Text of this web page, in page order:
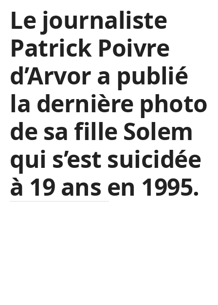
Le journaliste
Patrick Poivre
d’Arvor a publié
la dernière photo
de sa fille Solem
qui s’est suicidée
à 19 ans en 1995.